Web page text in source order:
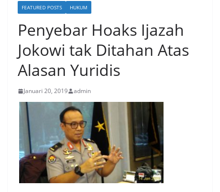
FEATURED POSTS HUKUM
Penyebar Hoaks Ijazah
Jokowi tak Ditahan Atas
Alasan Yuridis
Januari 20, 2019 admin